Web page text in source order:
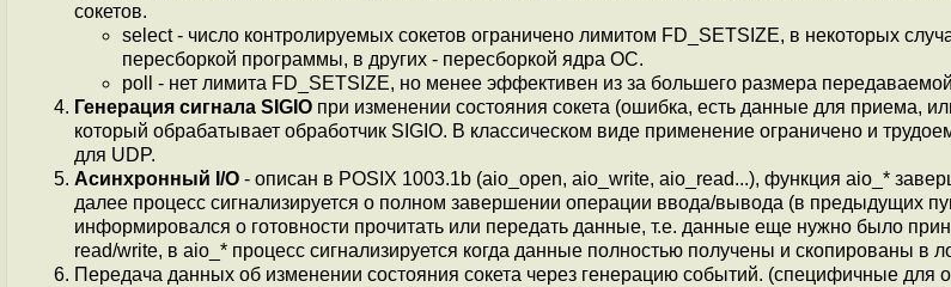
сокетов.
select - число контролируемых сокетов ограничено лимитом FD_SETSIZE, в некоторых
пересборкой программы, в других - пересборкой ядра ОС.
poll - нет лимита FD_SETSIZE, но менее эффективен из за большего размера
Генерация сигнала SIGIO при изменении состояния сокета (ошибка, есть данные для приема,
который обрабатывает обработчик SIGIO. В классическом виде применение ограничено и
для UDP.
Асинхронный I/O - описан в POSIX 1003.1b (aio_open, aio_write, aio_read...), функция aio_*
далее процесс сигнализируется о полном завершении операции ввода/вывода (в предыдущих
информировался о готовности прочитать или передать данные, т.е. данные еще нужно было
read/write, в aio_* процесс сигнализируется когда данные полностью получены и скопированы в
Передача данных об изменении состояния сокета через генерацию событий. (специфичные для